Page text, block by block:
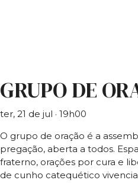
GRUPO DE
ter, 21 de jul · 19h00
O grupo de oração é a
pregação, aberta a todos.
fraterno, orações por cura e
de cunho catequético